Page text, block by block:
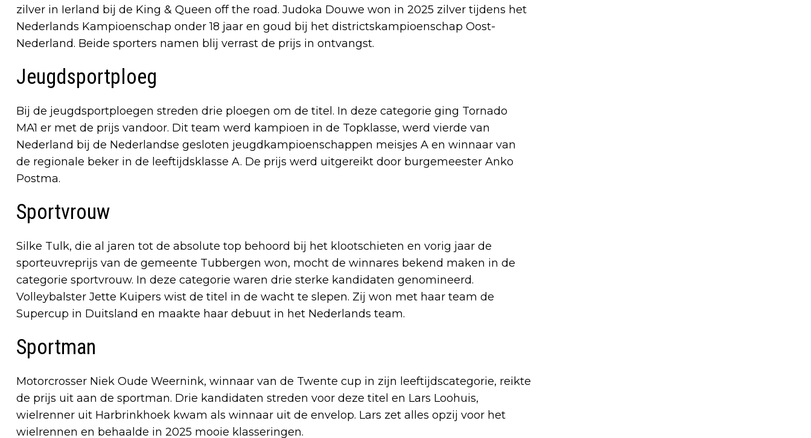
zilver in Ierland bij de King & Queen off the road. Judoka Douwe won in 2025 zilver tijdens het
Nederlands Kampioenschap onder 18 jaar en goud bij het districtskampioenschap Oost-
Nederland. Beide sporters namen blij verrast de prijs in ontvangst.
Jeugdsportploeg
Bij de jeugdsportploegen streden drie ploegen om de titel. In deze categorie ging Tornado
MA1 er met de prijs vandoor. Dit team werd kampioen in de Topklasse, werd vierde van
Nederland bij de Nederlandse gesloten jeugdkampioenschappen meisjes A en winnaar van
de regionale beker in de leeftijdsklasse A. De prijs werd uitgereikt door burgemeester Anko
Postma.
Sportvrouw
Silke Tulk, die al jaren tot de absolute top behoord bij het klootschieten en vorig jaar de
sporteuvreprijs van de gemeente Tubbergen won, mocht de winnares bekend maken in de
categorie sportvrouw. In deze categorie waren drie sterke kandidaten genomineerd.
Volleybalster Jette Kuipers wist de titel in de wacht te slepen. Zij won met haar team de
Supercup in Duitsland en maakte haar debuut in het Nederlands team.
Sportman
Motorcrosser Niek Oude Weernink, winnaar van de Twente cup in zijn leeftijdscategorie, reikte
de prijs uit aan de sportman. Drie kandidaten streden voor deze titel en Lars Loohuis,
wielrenner uit Harbrinkhoek kwam als winnaar uit de envelop. Lars zet alles opzij voor het
wielrennen en behaalde in 2025 mooie klasseringen.